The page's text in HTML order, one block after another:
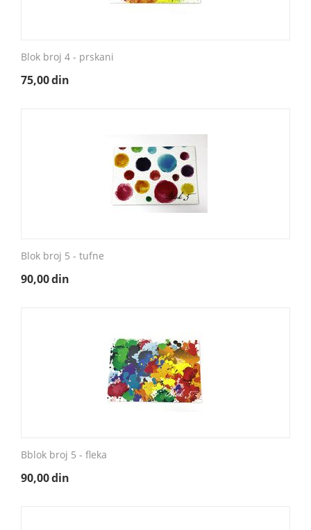
Blok broj 4 - prskani
75,00din
Blok broj 5 - tufne
90,00din
Bblok broj 5 - fleka
90,00din